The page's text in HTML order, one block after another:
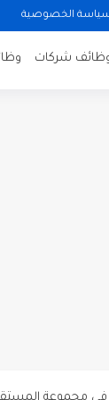
الخصوصية
شركات